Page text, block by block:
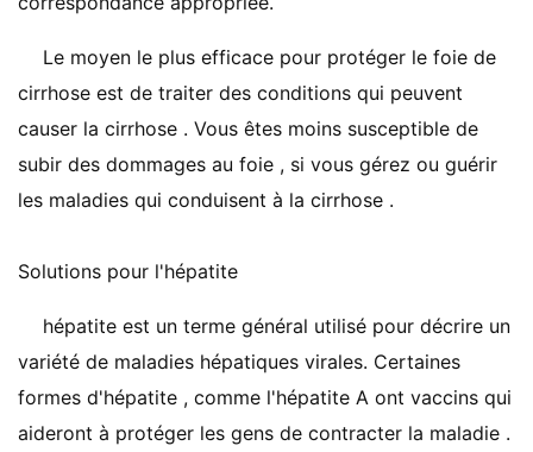
Le moyen le plus efficace pour protéger le foie de
cirrhose est de traiter des conditions qui peuvent
causer la cirrhose . Vous êtes moins susceptible de
subir des dommages au foie , si vous gérez ou guérir
les maladies qui conduisent à la cirrhose .
Solutions pour l'hépatite
hépatite est un terme général utilisé pour décrire un
variété de maladies hépatiques virales. Certaines
formes d'hépatite , comme l'hépatite A ont vaccins qui
aideront à protéger les gens de contracter la maladie .